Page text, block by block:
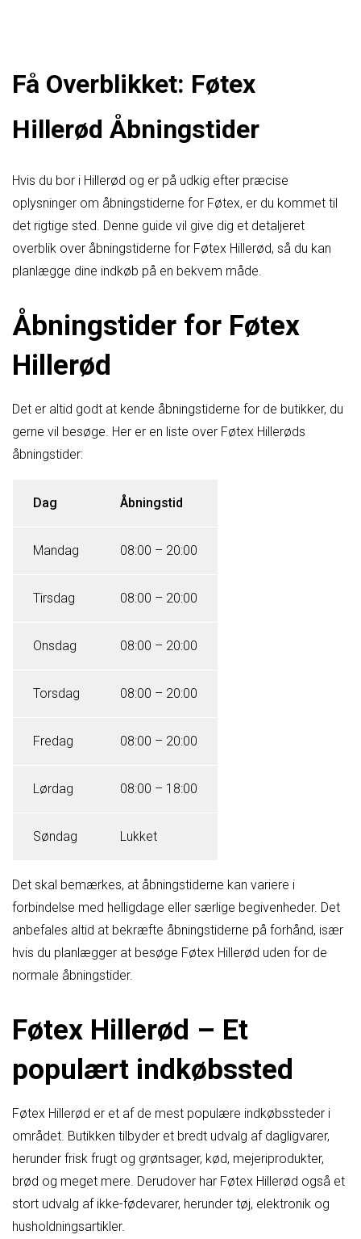
Få Overblikket: Føtex
Hillerød Åbningstider
Hvis du bor i Hillerød og er på udkig efter præcise
oplysninger om åbningstiderne for Føtex, er du kommet til
det rigtige sted. Denne guide vil give dig et detaljeret
overblik over åbningstiderne for Føtex Hillerød, så du kan
planlægge dine indkøb på en bekvem måde.
Åbningstider for Føtex
Hillerød
Det er altid godt at kende åbningstiderne for de butikker, du
gerne vil besøge. Her er en liste over Føtex Hillerøds
åbningstider:
Dag Åbningstid
Mandag 08:00 – 20:00
Tirsdag 08:00 – 20:00
Onsdag 08:00 – 20:00
Torsdag 08:00 – 20:00
Fredag 08:00 – 20:00
Lørdag 08:00 – 18:00
Søndag Lukket
Det skal bemærkes, at åbningstiderne kan variere i
forbindelse med helligdage eller særlige begivenheder. Det
anbefales altid at bekræfte åbningstiderne på forhånd, især
hvis du planlægger at besøge Føtex Hillerød uden for de
normale åbningstider.
Føtex Hillerød – Et
populært indkøbssted
Føtex Hillerød er et af de mest populære indkøbssteder i
området. Butikken tilbyder et bredt udvalg af dagligvarer,
herunder frisk frugt og grøntsager, kød, mejeriprodukter,
brød og meget mere. Derudover har Føtex Hillerød også et
stort udvalg af ikke-fødevarer, herunder tøj, elektronik og
husholdningsartikler.